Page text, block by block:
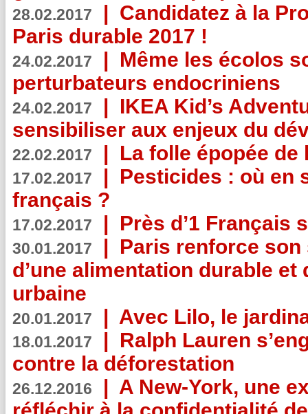
28.02.2017 | Candidatez à la
Paris durable 2017 !
24.02.2017 | Même les écolos
perturbateurs endocriniens
24.02.2017 | IKEA Kid’s
sensibiliser aux enjeux du
22.02.2017 | La folle épopée de
17.02.2017 | Pesticides : où en
français ?
17.02.2017 | Près d’1 Français
30.01.2017 | Paris renforce
d’une alimentation durable et
urbaine
20.01.2017 | Avec Lilo, le
18.01.2017 | Ralph Lauren
contre la déforestation
26.12.2016 | A New-York, une